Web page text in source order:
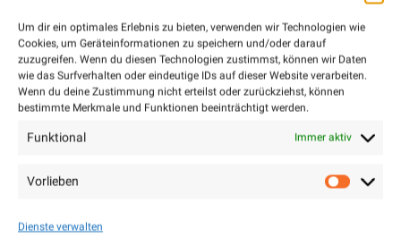
Um dir ein optimales Erlebnis zu bieten, verwenden wir Technologien wie
Cookies, um Geräteinformationen zu speichern und/oder darauf
zuzugreifen. Wenn du diesen Technologien zustimmst, können wir Daten
wie das Surfverhalten oder eindeutige IDs auf dieser Website verarbeiten.
Wenn du deine Zustimmung nicht erteilst oder zurückziehst, können
bestimmte Merkmale und Funktionen beeinträchtigt werden.
Funktional Immer aktiv
Vorlieben
Dienste verwalten
Product With Right Vertical Tabs
Lorem ipsum dolor sit amet, consectetur adipiscing elit.
Nulla at erat interdum velit eleifend ornare nec ut erat.